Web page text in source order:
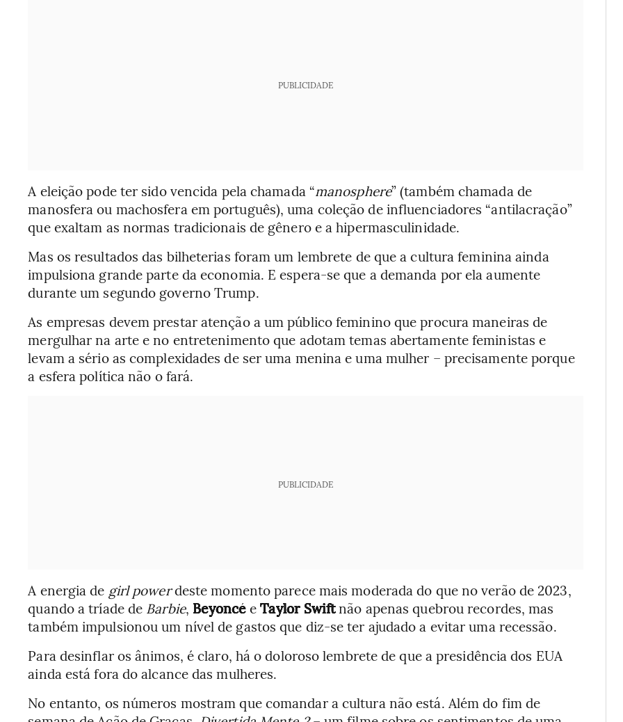
PUBLICIDADE
A eleição pode ter sido vencida pela chamada “manosphere” (também chamada de
manosfera ou machosfera em português), uma coleção de influenciadores “antilacração”
que exaltam as normas tradicionais de gênero e a hipermasculinidade.
Mas os resultados das bilheterias foram um lembrete de que a cultura feminina ainda
impulsiona grande parte da economia. E espera-se que a demanda por ela aumente
durante um segundo governo Trump.
As empresas devem prestar atenção a um público feminino que procura maneiras de
mergulhar na arte e no entretenimento que adotam temas abertamente feministas e
levam a sério as complexidades de ser uma menina e uma mulher – precisamente porque
a esfera política não o fará.
PUBLICIDADE
A energia de girl powerdeste momento parece mais moderada do que no verão de 2023,
quando a tríade de Barbie, BeyoncéeTaylor Swiftnão apenas quebrou recordes, mas
também impulsionou um nível de gastos que diz-se ter ajudado a evitar uma recessão.
Para desinflar os ânimos, é claro, há o doloroso lembrete de que a presidência dos EUA
ainda está fora do alcance das mulheres.
No entanto, os números mostram que comandar a cultura não está. Além do fim de